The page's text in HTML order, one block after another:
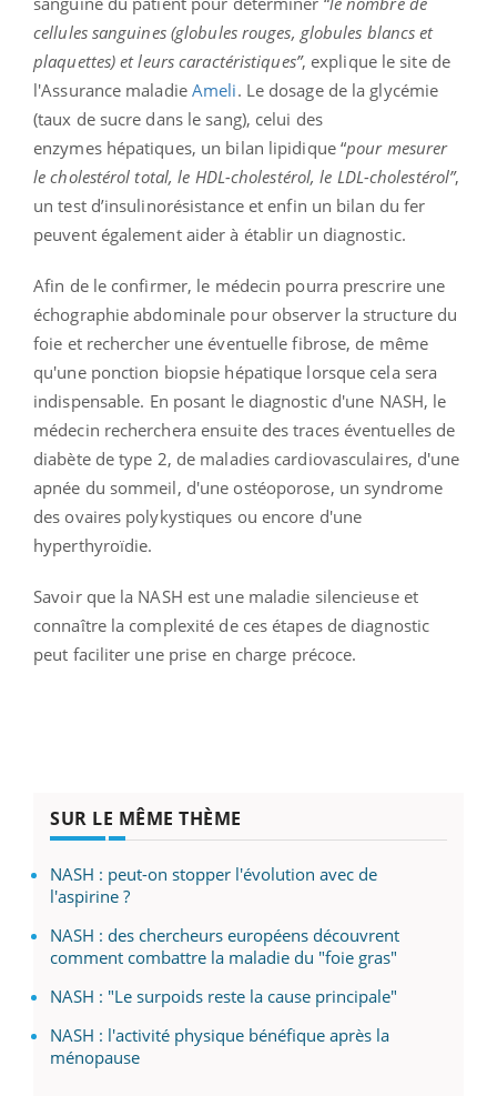
cellules sanguines (globules rouges, globules blancs et
plaquettes) et leurs caractéristiques”, explique le site de
l'Assurance maladie Ameli. L e dosage de la glycémie
(taux de sucre dans le sang), celui des
enzymes hépatiques, un bilan lipidique “pour mesurer
le cholestérol total, le HDL-cholestérol, le LDL-cholestérol”,
un test d’insulinorésistance et enfin un bilan du fer
peuvent également aider à établir un diagnostic.
Afin de le confirmer, le médecin pourra prescrire une
échographie abdominale pour observer la structure du
foie et rechercher une éventuelle fibrose, de même
qu'une ponction biopsie hépatique lorsque cela sera
indispensable. En posant le diagnostic d'une NASH, le
médecin recherchera ensuite des traces éventuelles de
diabète de type 2, de maladies cardiovasculaires, d'une
apnée du sommeil, d'une ostéoporose, un syndrome
des ovaires polykystiques ou encore d'une
hyperthyroïdie.
Savoir que la NASH est une maladie silencieuse et
connaître la complexité de ces étapes de diagnostic
peut faciliter une prise en charge précoce.
SUR LE MÊME THÈME
NASH : peut-on stopper l'évolution avec de
l'aspirine ?
NASH : des chercheurs européens découvrent
comment combattre la maladie du "foie gras"
NASH : "Le surpoids reste la cause principale"
NASH : l'activité physique bénéfique après la
ménopause